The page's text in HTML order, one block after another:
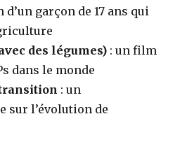
garçon de 17 ans qui
des légumes) : un film
dans le monde
: un
sur l’évolution de